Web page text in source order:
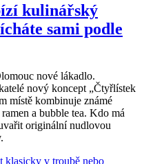
kulinářský
sami podle
nové lákadlo.
nový koncept „Čtyřlístek
místě kombinuje známé
a bubble tea. Kdo má
originální nudlovou